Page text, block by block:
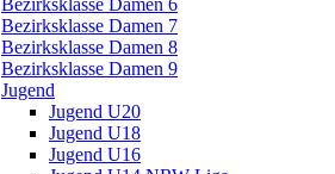
Bezirksklasse Damen 7
Bezirksklasse Damen 8
Bezirksklasse Damen 9
Jugend
Jugend U20
Jugend U18
Jugend U16